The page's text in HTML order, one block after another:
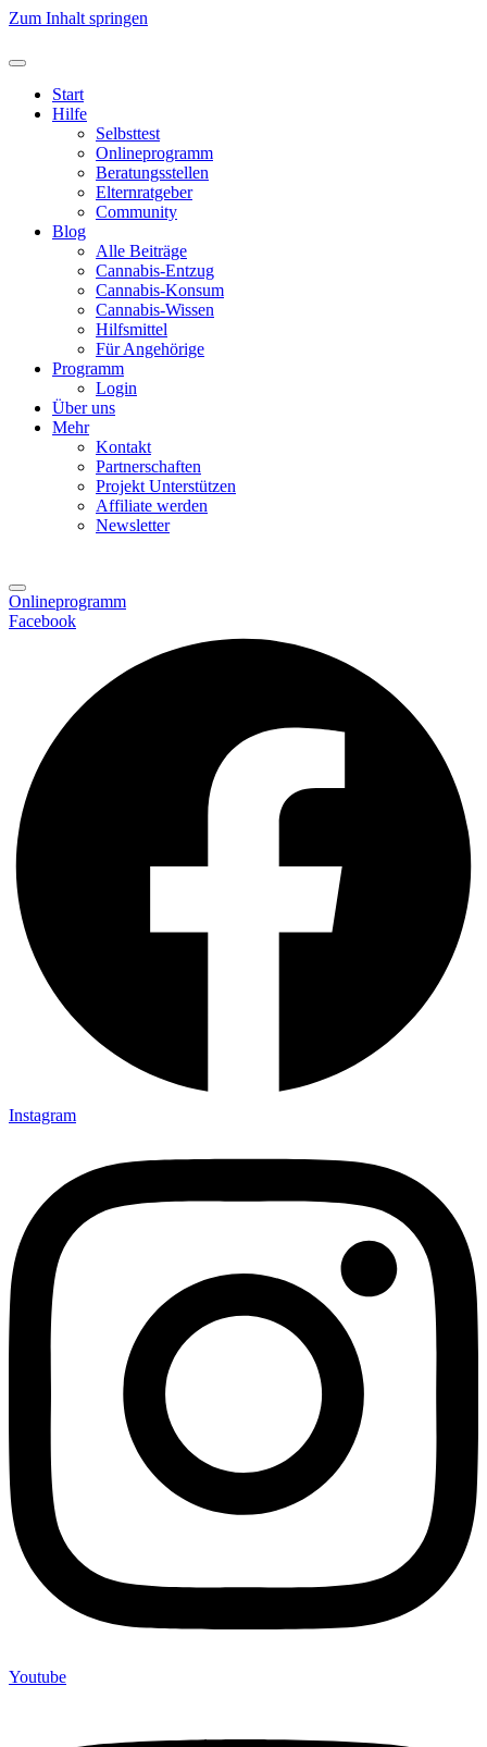
Zum Inhalt springen
Start
Hilfe
Selbsttest
Onlineprogramm
Beratungsstellen
Elternratgeber
Community
Blog
Alle Beiträge
Cannabis-Entzug
Cannabis-Konsum
Cannabis-Wissen
Hilfsmittel
Für Angehörige
Programm
Login
Über uns
Mehr
Kontakt
Partnerschaften
Projekt Unterstützen
Affiliate werden
Newsletter
Onlineprogramm
Facebook
Instagram
Youtube